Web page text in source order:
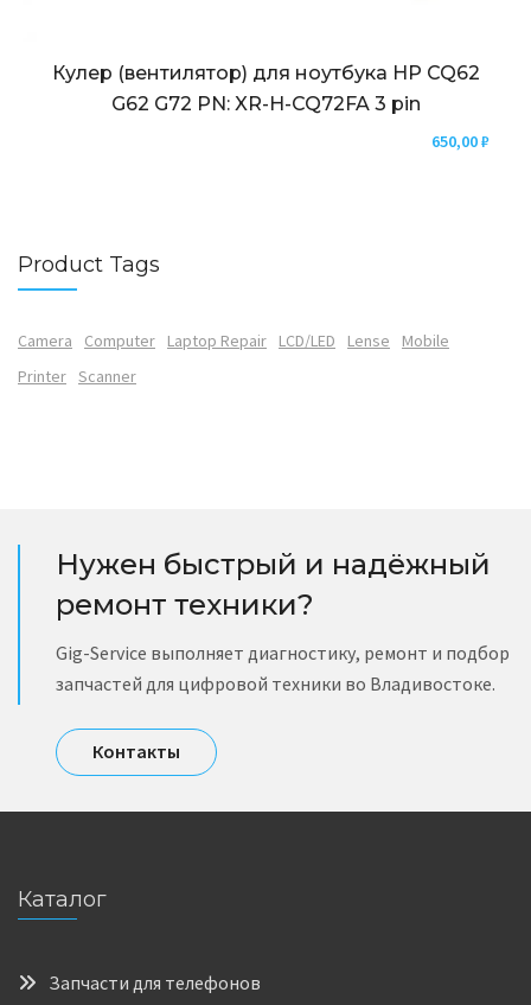
Кулер (вентилятор) для ноутбука HP CQ62
G62 G72 PN: XR-H-CQ72FA 3 pin
650,00₽
Product Tags
Camera Computer Laptop Repair LCD/LED Lense
Mobile
Printer Scanner
Нужен быстрый и надёжный
ремонт техники?
Gig-Service выполняет диагностику, ремонт и подбор
запчастей для цифровой техники во Владивостоке.
Контакты
Каталог
Запчасти для телефонов